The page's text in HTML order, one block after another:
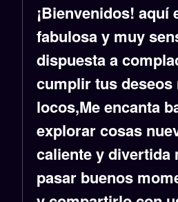
¡Bienvenidos! aquí
fabulosa y muy
dispuesta a
cumplir tus deseos
locos,Me encanta
explorar cosas
caliente y divertida
pasar buenos